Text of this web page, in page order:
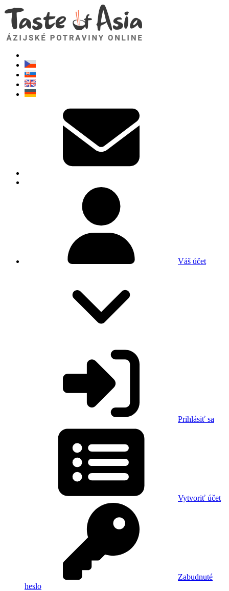
Váš účet
Prihlásiť sa
Vytvoriť účet
Zabudnuté
heslo
TasteOfAsia.sk
Neváhajte sa opýtať. Som tu pre vás!